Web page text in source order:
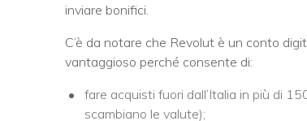
inviare bonifici.
C’è da notare che Revolut è un conto
vantaggioso perché consente di:
fare acquisti fuori dall’Italia in più di
scambiano le valute);